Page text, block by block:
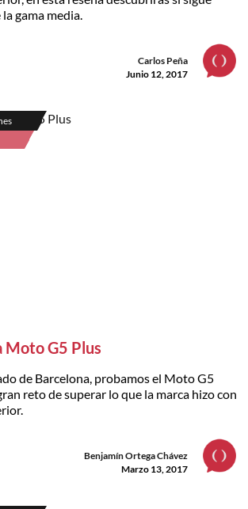
gama media.
Carlos Peña
Junio 12, 2017
Moto G5 Plus
de Barcelona, probamos el Moto G5
reto de superar lo que la marca hizo con
Benjamín Ortega Chávez
Marzo 13, 2017